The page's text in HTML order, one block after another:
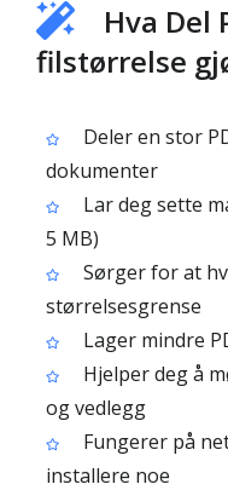
Hva Del
filstørrelse
Deler en stor
dokumenter
Lar deg sette
5 MB)
Sørger for at
størrelsesgrense
Lager mindre
Hjelper deg å
og vedlegg
Fungerer på
installere noe